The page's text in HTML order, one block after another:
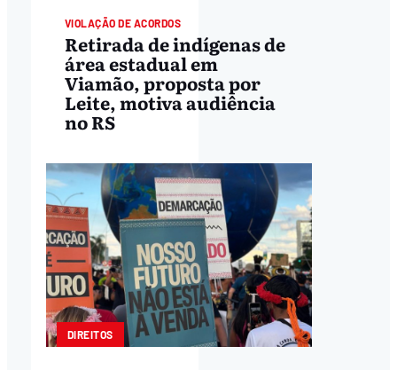
VIOLAÇÃO DE ACORDOS
Retirada de indígenas de
área estadual em
Viamão, proposta por
Leite, motiva audiência
no RS
DIREITOS